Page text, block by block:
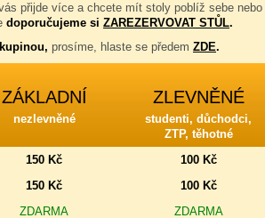
přijde více a chcete mít stoly poblíž sebe nebo
doporučujeme si ZAREZERVOVAT STŮL.
prosíme, hlaste se předem ZDE.
ZÁKLADNÍ
nezlevněné
ZLEVNĚNÉ
studenti, důchodci,
ZTP, těhotné
150 Kč 100 Kč
150 Kč 100 Kč
ZDARMA ZDARMA